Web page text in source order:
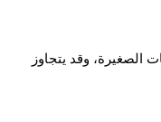
للمساحات الصغيرة، وقد يتجاوز